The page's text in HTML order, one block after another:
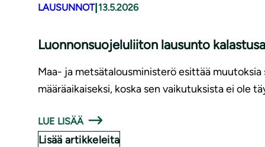
LAUSUNNOT| 13.5.2026
Luonnonsuojeluliiton lausunto
Maa- ja metsätalousministerö esittää
määräaikaiseksi, koska sen vaikutuksista ei ole
LUE LISÄÄ
Lisää artikkeleita